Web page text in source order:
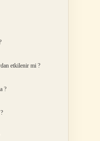
etkilenir mi ?
?